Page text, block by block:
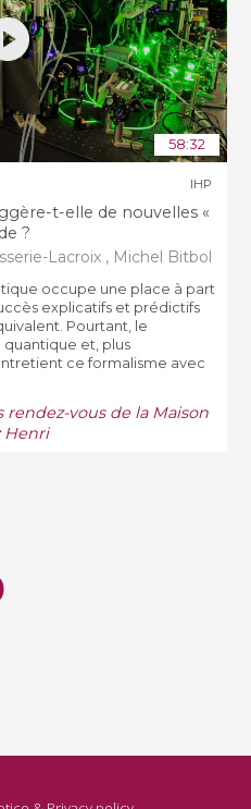
58:32
t-elle de nouvelles «
?
Lacroix , Michel Bitbol
IHP
occupe une place à part
explicatifs et prédictifs
Pourtant, le
et, plus
ce formalisme avec
rendez-vous de la Maison
Henri